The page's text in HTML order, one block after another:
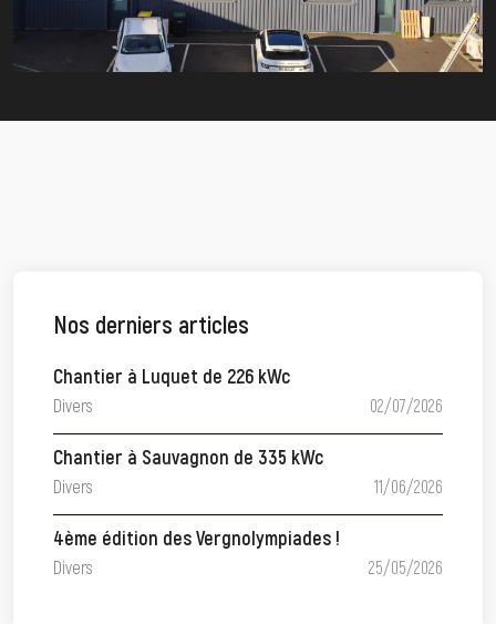
Nos derniers articles
Chantier à Luquet de 226 kWc
Divers 02/07/2026
Chantier à Sauvagnon de 335 kWc
Divers 11/06/2026
4ème édition des Vergnolympiades !
Divers 25/05/2026